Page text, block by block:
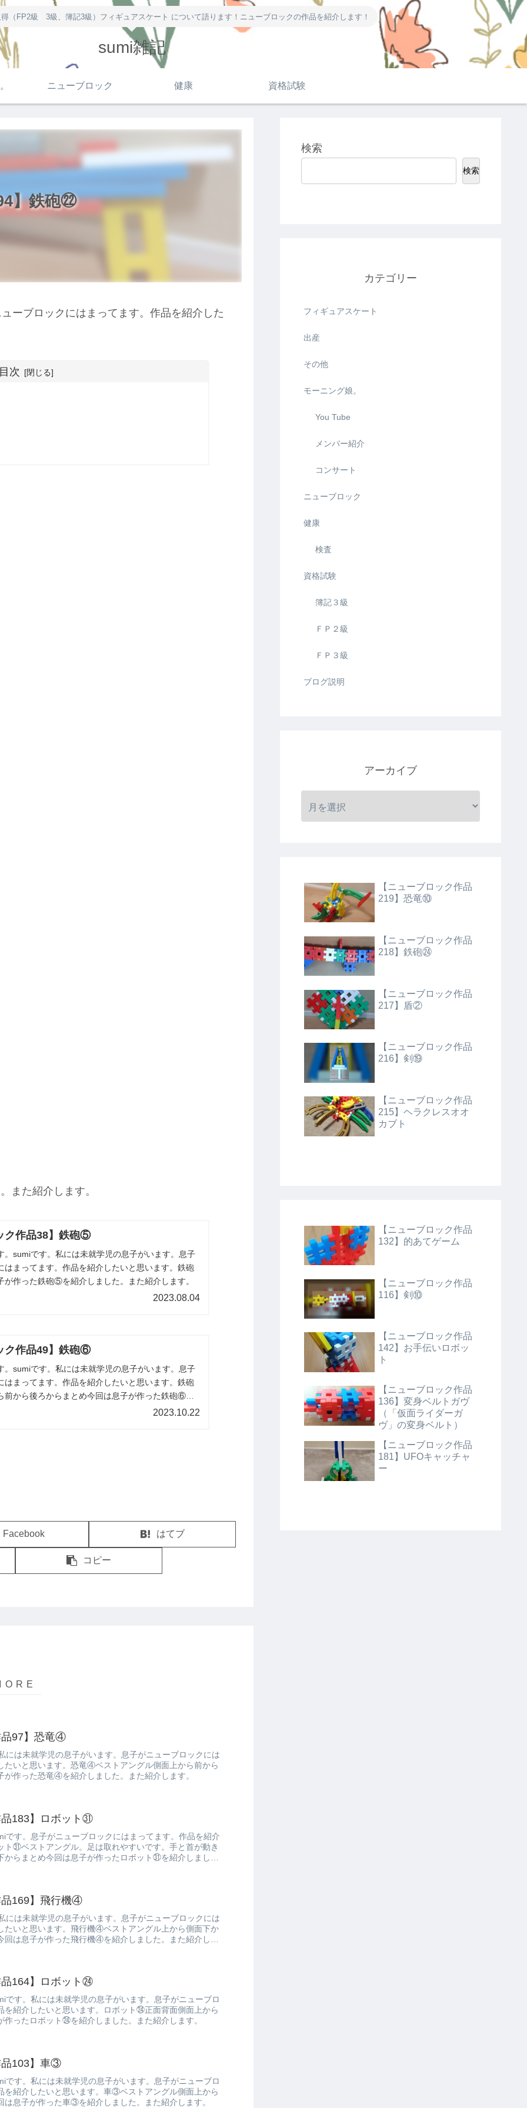
FP2級 3級、簿記3級）フィギュアスケート について語ります！ニューブロックの作品を紹介します！
sumi雑記
ニューブロック 健康 資格試験
】鉄砲㉒
ーブロックにはまってます。作品を紹介した
次
また紹介します。
ク作品38】鉄砲⑤
。sumiです。私には未就学児の息子がいます。息子
はまってます。作品を紹介したいと思います。鉄砲
作った鉄砲⑤を紹介しました。また紹介します。
2023.08.04
ク作品49】鉄砲⑥
。sumiです。私には未就学児の息子がいます。息子
はまってます。作品を紹介したいと思います。鉄砲
から後ろからまとめ今回は息子が作った鉄砲⑥を
2023.10.22
Facebook はてブ
コピー
品97】恐竜④
には未就学児の息子がいます。息子がニューブロックには
たいと思います。恐竜④ベストアングル側面上から前から
が作った恐竜④を紹介しました。また紹介します。
183】ロボット㉛
です。息子がニューブロックにはまってます。作品を紹介
ト㉛ベストアングル。足は取れやすいです。手と首が動き
からまとめ今回は息子が作ったロボット㉛を紹介しまし
169】飛行機④
には未就学児の息子がいます。息子がニューブロックには
たいと思います。飛行機④ベストアングル上から側面下か
回は息子が作った飛行機④を紹介しました。また紹介しま
164】ロボット㉔
です。私には未就学児の息子がいます。息子がニューブロ
を紹介したいと思います。ロボット㉔正面背面側面上から
ったロボット㉔を紹介しました。また紹介します。
品103】車③
です。私には未就学児の息子がいます。息子がニューブロ
を紹介したいと思います。車③ベストアングル側面上から
は息子が作った車③を紹介しました。また紹介します。
検索
検索
カテゴリー
フィギュアスケート
出産
その他
モーニング娘。
You Tube
メンバー紹介
コンサート
ニューブロック
健康
検査
資格試験
簿記３級
ＦＰ２級
ＦＰ３級
ブログ説明
アーカイブ
【ニューブロック作品
219】恐竜⑩
【ニューブロック作品
218】鉄砲㉔
【ニューブロック作品
217】盾②
【ニューブロック作品
216】剣⑲
【ニューブロック作品
215】ヘラクレスオオ
カブト
【ニューブロック作品
132】的あてゲーム
【ニューブロック作品
116】剣⑩
【ニューブロック作品
142】お手伝いロボッ
ト
【ニューブロック作品
136】変身ベルトガヴ
（「仮面ライダーガ
ヴ」の変身ベルト）
【ニューブロック作品
181】UFOキャッチャ
ー